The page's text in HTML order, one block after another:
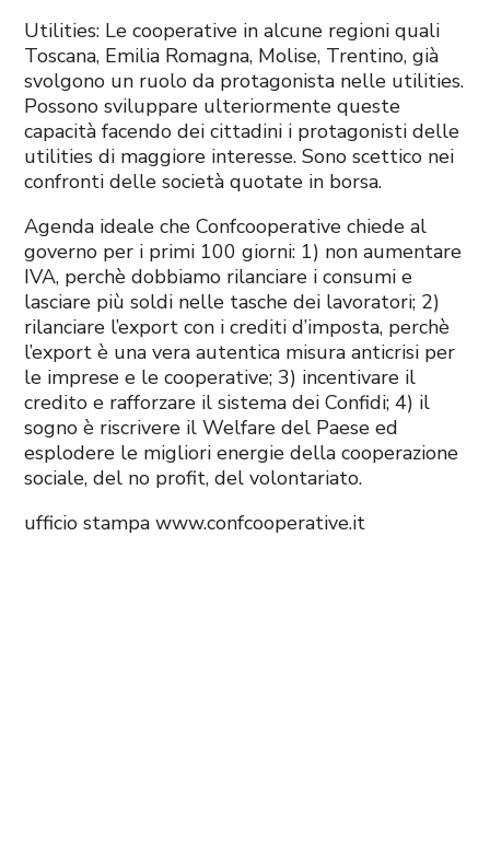
Utilities: Le cooperative in alcune regioni quali
Toscana, Emilia Romagna, Molise, Trentino, già
svolgono un ruolo da protagonista nelle utilities.
Possono sviluppare ulteriormente queste
capacità facendo dei cittadini i protagonisti delle
utilities di maggiore interesse. Sono scettico nei
confronti delle società quotate in borsa.
Agenda ideale che Confcooperative chiede al
governo per i primi 100 giorni: 1) non aumentare
IVA, perchè dobbiamo rilanciare i consumi e
lasciare più soldi nelle tasche dei lavoratori; 2)
rilanciare l’export con i crediti d’imposta, perchè
l’export è una vera autentica misura anticrisi per
le imprese e le cooperative; 3) incentivare il
credito e rafforzare il sistema dei Confidi; 4) il
sogno è riscrivere il Welfare del Paese ed
esplodere le migliori energie della cooperazione
sociale, del no profit, del volontariato.
ufficio stampa www.confcooperative.it